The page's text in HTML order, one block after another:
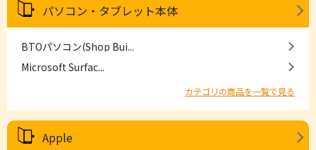
パソコン・タブレット本体
BTOパソコン(Shop Bui...
Microsoft Surfac...
カテゴリの商品を一覧で見る
Apple